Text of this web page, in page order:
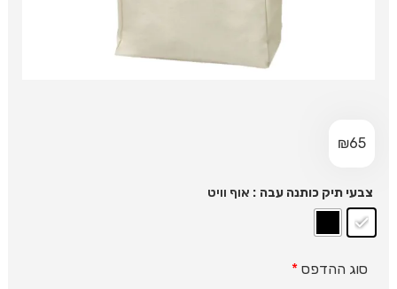
₪65
צבעי תיק כותנה עבה : אוף וויט
סוג ההדפס *